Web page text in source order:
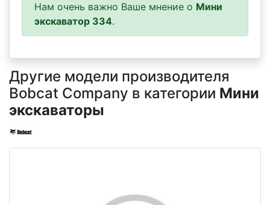
Нам очень важно Ваше мнение о Мини
экскаватор 334.
Другие модели производителя
Bobcat Company в категории Мини
экскаваторы